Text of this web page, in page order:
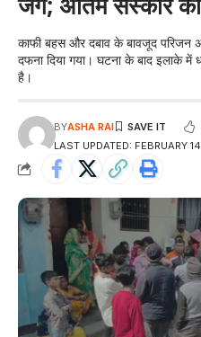
काफी बहस और दबाव के बावजूद
दफना दिया गया। घटना के बाद इलाके में
है।
LAST UPDATED: FEBRUARY
BYASHA RAI